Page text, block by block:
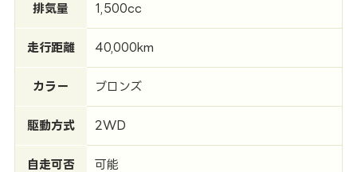
排気量 1,500cc
走行距離 40,000km
カラー ブロンズ
駆動方式 2WD
自走可否 可能